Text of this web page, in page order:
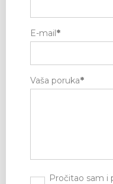
E-mail*
Vaša poruka*
Pročitao sam i